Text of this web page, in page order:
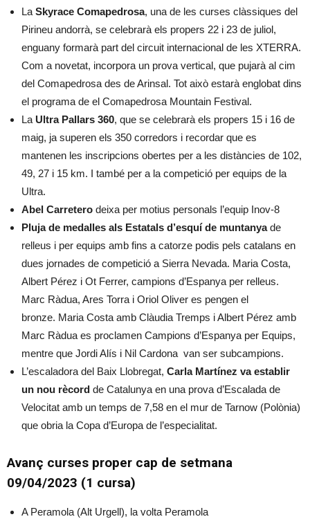
La Skyrace Comapedrosa, una de les curses clàssiques del
Pirineu andorrà, se celebrarà els propers 22 i 23 de juliol,
enguany formarà part del circuit internacional de les XTERRA.
Com a novetat, incorpora un prova vertical, que pujarà al cim
del Comapedrosa des de Arinsal. Tot això estarà englobat dins
el programa de el Comapedrosa Mountain Festival.
La Ultra Pallars 360, que se celebrarà els propers 15 i 16 de
maig, ja superen els 350 corredors i recordar que es
mantenen les inscripcions obertes per a les distàncies de 102,
49, 27 i 15 km. I també per a la competició per equips de la
Ultra.
Abel Carretero deixa per motius personals l’equip Inov-8
Pluja de medalles als Estatals d’esquí de muntanyade
relleus i per equips amb fins a catorze podis pels catalans en
dues jornades de competició a Sierra Nevada. Maria Costa,
Albert Pérez i Ot Ferrer, campions d’Espanya per relleus.
Marc Ràdua, Ares Torra i Oriol Oliver es pengen el
bronze. Maria Costa amb Clàudia Tremps i Albert Pérez amb
Marc Ràdua es proclamen Campions d’Espanya per Equips,
mentre que Jordi Alís i Nil Cardona van ser subcampions.
L’escaladora del Baix Llobregat, Carla Martínez va establir
un nou rècord de Catalunya en una prova d’Escalada de
Velocitat amb un temps de 7,58 en el mur de Tarnow (Polònia)
que obria la Copa d’Europa de l’especialitat.
Avanç curses proper cap de setmana
09/04/2023 (1 cursa)
A Peramola (Alt Urgell), la volta Peramola